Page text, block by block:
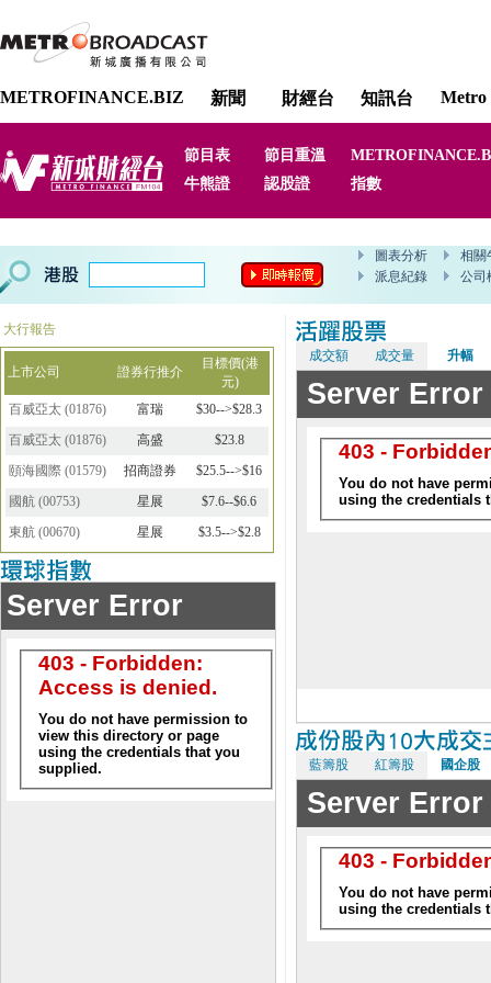
METROFINANCE.BIZ 新聞 財經台 知訊台 Metro
節目表 節目重溫
牛熊證
認股證 指數
大行報告
上市公司 證券行推介
目標價(港
元)
百威亞太 (01876) 富瑞
$30-->$28.3
百威亞太 (01876) 高盛
$23.8
頤海國際 (01579) 招商證券
$25.5-->$16
國航 (00753) 星展
$7.6--$6.6
東航 (00670) 星展 $3.5-->$2.8
成交額 成交量 升幅
藍籌股 紅籌股 國企股